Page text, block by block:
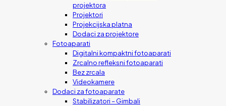
projektora
Projektori
Projekcijska platna
Dodaci za projektore
Fotoaparati
Digitalni kompaktni fotoaparati
Zrcalno refleksni fotoaparati
Bez zrcala
Videokamere
Dodaci za fotoaparate
Stabilizatori – Gimbali